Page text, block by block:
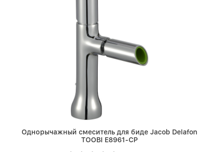
Однорычажный смеситель для биде Jacob Delafon
TOOBI E8961-CP